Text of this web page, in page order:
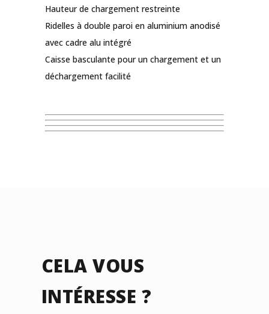
Hauteur de chargement restreinte
Ridelles à double paroi en aluminium anodisé
avec cadre alu intégré
Caisse basculante pour un chargement et un
déchargement facilité
CELA VOUS
INTÉRESSE ?